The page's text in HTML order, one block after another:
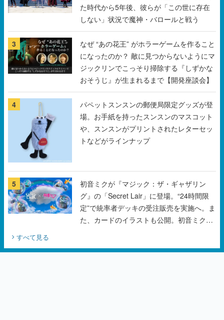
3
なぜ “あの花王” がホラーゲームを作ること
になったのか？ 敵に見つからないようにマ
ジックリンでこっそり掃除する『しずかな
おそうじ』が生まれるまで【開発座談会】
4
パペットスンスンの郵便局限定グッズが登
場。お手紙を持ったスンスンのマスコット
や、スンスンがプリントされたレターセッ
トなどがラインナップ
初音ミクが『マジック：ザ・ギャザリン
定”で統率者デッキの受注販売を実施へ。ま
た、カードのイラストも公開。初音ミクの
オリジナルデザイナーKEI氏をはじめ、さ
いとうなおき氏、八三氏も参加
すべて見る